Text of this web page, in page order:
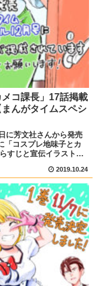
メコ課長」17話掲載
んがタイムスペシ
に芳文社さんから発売
「コスプレ地味子とカ
すじと宣伝イラスト紫
2019.10.24